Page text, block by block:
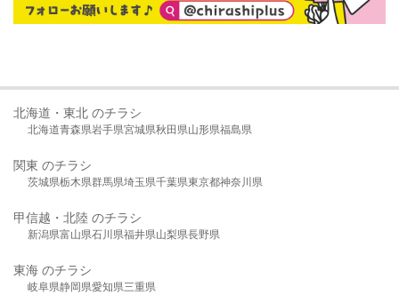
北海道・東北 のチラシ
北海道青森県岩手県宮城県秋田県山形県福島県
関東 のチラシ
茨城県栃木県群馬県埼玉県千葉県東京都神奈川県
甲信越・北陸 のチラシ
新潟県富山県石川県福井県山梨県長野県
東海 のチラシ
岐阜県静岡県愛知県三重県